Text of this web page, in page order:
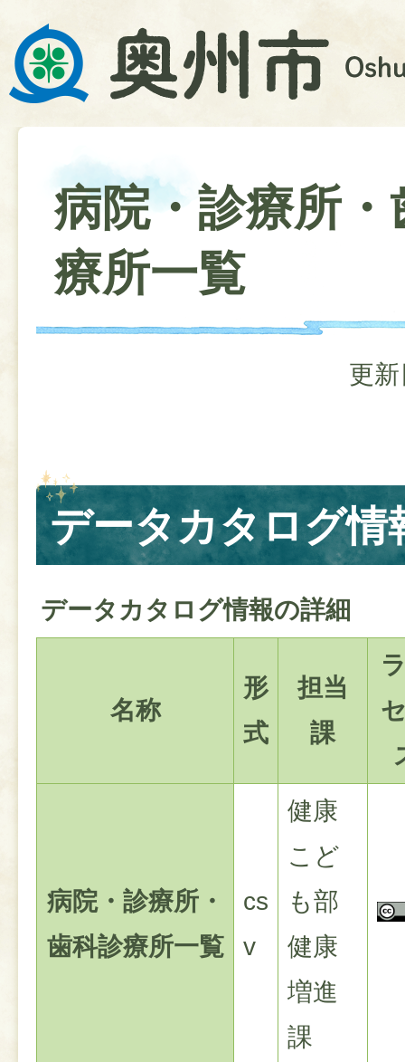
病院・診療所・
療所一覧
更
データカタログ情
データカタログ情報の詳細
名称
形
式
担当
課
病院・診療所・
歯科診療所一覧
cs
v
健康
こど
も部
健康
増進
課